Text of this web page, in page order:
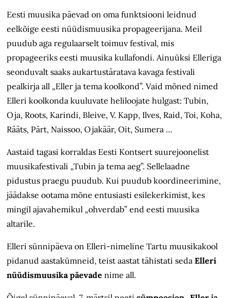
Eesti muusika päevad on oma funktsiooni leidnud
eelkõige eesti nüüdismuusika propageerijana. Meil
puudub aga regulaarselt toimuv festival, mis
propageeriks eesti muusika kullafondi. Ainuüksi Elleriga
seonduvalt saaks aukartustäratava kavaga festivali
pealkirja all „Eller ja tema koolkond”. Vaid mõned nimed
Elleri koolkonda kuuluvate heliloojate hulgast: Tubin,
Oja, Roots, Karindi, Bleive, V. Kapp, Ilves, Raid, Toi, Koha,
Rääts, Pärt, Naissoo, Ojakäär, Oit, Sumera …
Aastaid tagasi korraldas Eesti Kontsert suurejoonelist
muusikafestivali „Tubin ja tema aeg”. Sellelaadne
pidustus praegu puudub. Kui puudub koordineerimine,
jäädakse ootama mõne entusiasti esilekerkimist, kes
mingil ajavahemikul „ohverdab” end eesti muusika
altarile.
Elleri sünnipäeva on Elleri-nimeline Tartu muusikakool
pidanud aastakümneid, teist aastat tähistati sedaElleri
nüüdismuusika päevade nime all.